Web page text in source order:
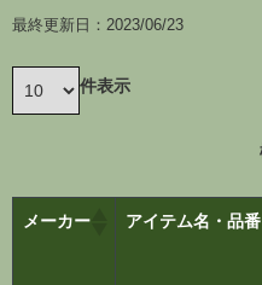
メーカー アイテム名・品番